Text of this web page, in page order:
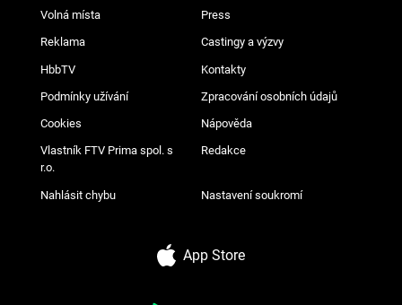
Volná místa Press
Reklama Castingy a výzvy
HbbTV Kontakty
Podmínky užívání Zpracování osobních údajů
Cookies Nápověda
Vlastník FTV Prima spol. s
r.o.
Redakce
Nahlásit chybu Nastavení soukromí
App Store